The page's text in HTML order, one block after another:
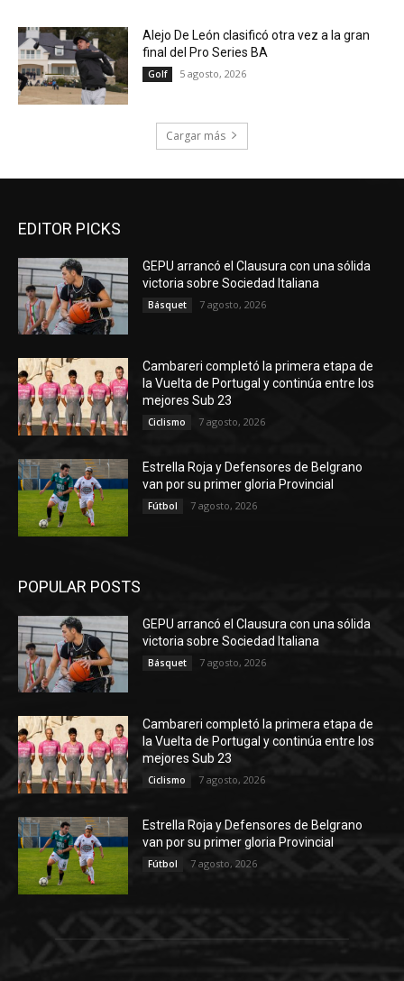
Alejo De León clasificó otra vez a la gran
final del Pro Series BA
Golf 5 agosto, 2026
Cargar más
EDITOR PICKS
GEPU arrancó el Clausura con una sólida
victoria sobre Sociedad Italiana
Básquet 7 agosto, 2026
Cambareri completó la primera etapa de
la Vuelta de Portugal y continúa entre los
mejores Sub 23
Ciclismo 7 agosto, 2026
Estrella Roja y Defensores de Belgrano
van por su primer gloria Provincial
Fútbol 7 agosto, 2026
POPULAR POSTS
GEPU arrancó el Clausura con una sólida
victoria sobre Sociedad Italiana
Básquet 7 agosto, 2026
Cambareri completó la primera etapa de
la Vuelta de Portugal y continúa entre los
mejores Sub 23
Ciclismo 7 agosto, 2026
Estrella Roja y Defensores de Belgrano
van por su primer gloria Provincial
Fútbol 7 agosto, 2026